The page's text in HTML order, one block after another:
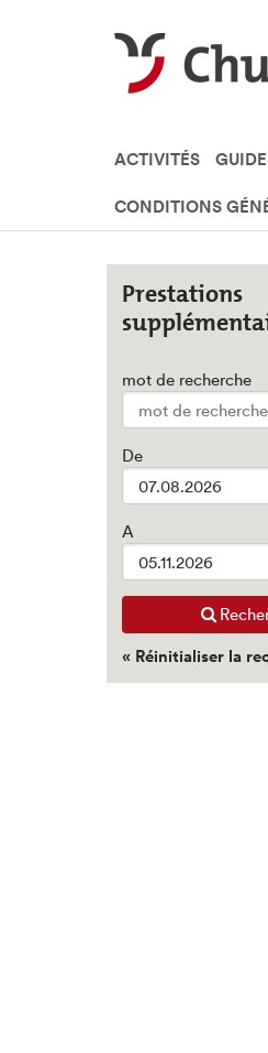
ACTIVITÉS
CONDITIONS
Prestations
mot de recherche
De
A
« Réinitialiser la